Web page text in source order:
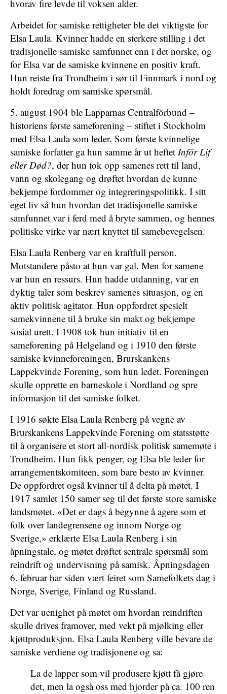
hvorav fire levde til voksen alder.
Arbeidet for samiske rettigheter ble det viktigste for
Elsa Laula. Kvinner hadde en sterkere stilling i det
tradisjonelle samiske samfunnet enn i det norske, og
for Elsa var de samiske kvinnene en positiv kraft.
Hun reiste fra Trondheim i sør til Finnmark i nord og
holdt foredrag om samiske spørsmål.
5. august 1904 ble Lapparnas Centralförbund –
historiens første sameforening – stiftet i Stockholm
med Elsa Laula som leder. Som første kvinnelige
samiske forfatter ga hun samme år ut heftet Inför Lif
eller Død?, der hun tok opp samenes rett til land,
vann og skolegang og drøftet hvordan de kunne
bekjempe fordommer og integreringspolitikk. I sitt
eget liv så hun hvordan det tradisjonelle samiske
samfunnet var i ferd med å bryte sammen, og hennes
politiske virke var nært knyttet til samebevegelsen.
Elsa Laula Renberg var en kraftfull person.
Motstandere påsto at hun var gal. Men for samene
var hun en ressurs. Hun hadde utdanning, var en
dyktig taler som beskrev samenes situasjon, og en
aktiv politisk agitator. Hun oppfordret spesielt
samekvinnene til å bruke sin makt og bekjempe
sosial urett. I 1908 tok hun initiativ til en
sameforening på Helgeland og i 1910 den første
samiske kvinneforeningen, Brurskankens
Lappekvinde Forening, som hun ledet. Foreningen
skulle opprette en barneskole i Nordland og spre
informasjon til det samiske folket.
I 1916 søkte Elsa Laula Renberg på vegne av
Brurskankens Lappekvinde Forening om statsstøtte
til å organisere et stort all-nordisk politisk samemøte i
Trondheim. Hun fikk penger, og Elsa ble leder for
arrangementskomiteen, som bare besto av kvinner.
De oppfordret også kvinner til å delta på møtet. I
1917 samlet 150 samer seg til det første store samiske
landsmøtet. «Det er dags å begynne å agere som et
folk over landegrensene og innom Norge og
Sverige,» erklærte Elsa Laula Renberg i sin
åpningstale, og møtet drøftet sentrale spørsmål som
reindrift og undervisning på samisk. Åpningsdagen
6. februar har siden vært feiret som Samefolkets dag i
Norge, Sverige, Finland og Russland.
Det var uenighet på møtet om hvordan reindriften
skulle drives framover, med vekt på mjølking eller
kjøttproduksjon. Elsa Laula Renberg ville bevare de
samiske verdiene og tradisjonene og sa:
La de lapper som vil produsere kjøtt få gjøre
det, men la også oss med hjorder på ca. 100 ren